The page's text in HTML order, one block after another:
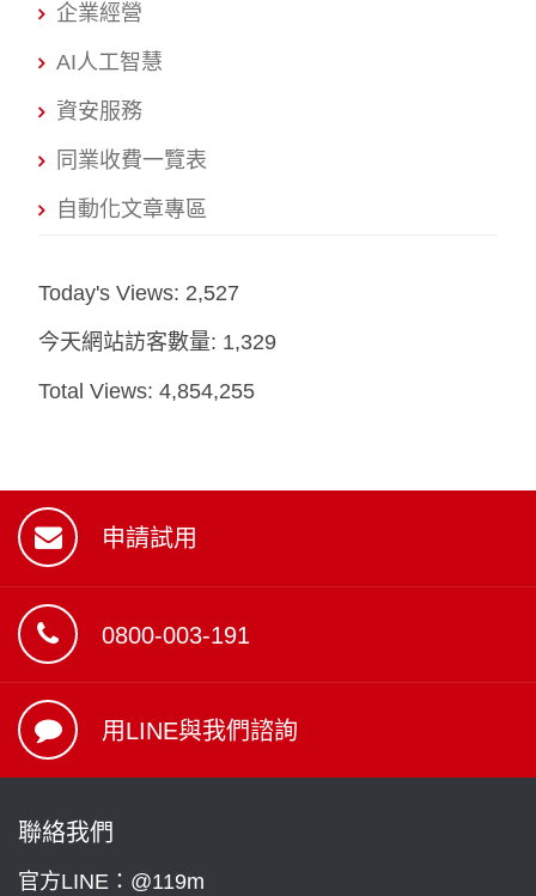
企業經營
AI人工智慧
資安服務
同業收費一覽表
自動化文章專區
Today's Views: 2,527
今天網站訪客數量: 1,329
Total Views:4,854,255
申請試用
0800-003-191
用LINE與我們諮詢
聯絡我們
官方LINE：@119m